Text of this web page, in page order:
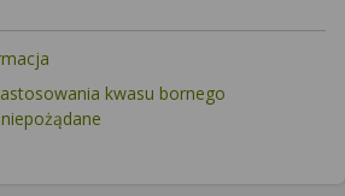
kwasu bornego